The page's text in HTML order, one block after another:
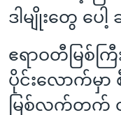
ဒါမျိုးတွေ ပေါ့
ဧရာဝတီမြစ်က
ပိုင်းလောက်မှာ
မြစ်လက်တက် တ